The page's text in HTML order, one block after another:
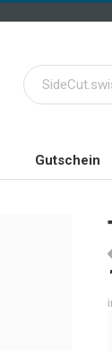
Gutschein